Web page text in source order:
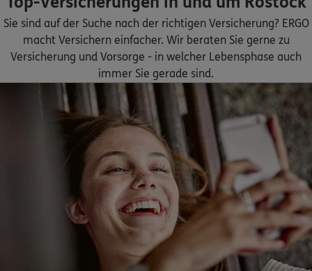
Homepage besuchen
DKV
Michael Lange
Trotzenburger Weg 15,18057 Rostock
Homepage besuchen
ERGO
Domenik Jeschke
Am Campus 25 18182 Bentwisch
(7.1 km)
Homepage besuchen
4.9/5 ERGO
Silvia Weiß
Am Campus 25 ,18182 Bentwisch
Homepage besuchen
Sie sind auf der Suche nach der richtigen Versicherung? ERGO
macht Versichern einfacher. Wir beraten Sie gerne zu
Versicherung und Vorsorge - in welcher Lebensphase auch
immer Sie gerade sind.